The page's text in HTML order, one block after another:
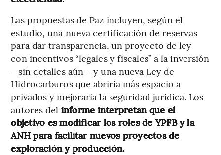
Las propuestas de Paz incluyen, según el
estudio, una nueva certificación de reservas
para dar transparencia, un proyecto de ley
con incentivos “legales y fiscales” a la inversión
—sin detalles aún— y una nueva Ley de
Hidrocarburos que abriría más espacio a
privados y mejoraría la seguridad jurídica. Los
autores del informe interpretan que el
objetivo es modificar los roles de YPFB y la
ANH para facilitar nuevos proyectos de
exploración y producción.